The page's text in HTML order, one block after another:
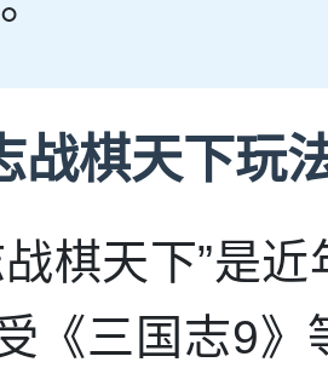
战棋天下玩
棋天下”是
《三国志9》